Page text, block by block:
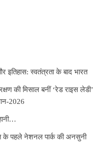
इतिहास: स्वतंत्रता के बाद भारत
की मिसाल बनीं ‘रेड राइस लेडी’
2026
के पहले नेशनल पार्क की अनसुनी